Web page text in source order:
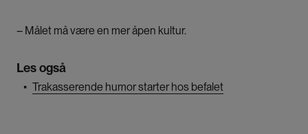
– Målet må være en mer åpen kultur.
Les også
▪ Trakasserende humor starter hos befalet